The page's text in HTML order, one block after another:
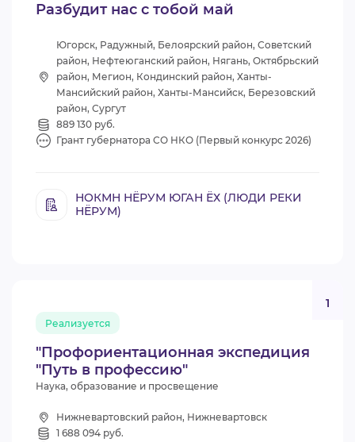
Разбудит нас с тобой май
Югорск, Радужный, Белоярский район, Советский
район, Нефтеюганский район, Нягань, Октябрьский
район, Мегион, Кондинский район, Ханты-
Мансийский район, Ханты-Мансийск, Березовский
район, Сургут
889 130 руб.
Грант губернатора СО НКО (Первый конкурс 2026)
НОКМН НЁРУМ ЮГАН ЁХ (ЛЮДИ РЕКИ
НЁРУМ)
"Профориентационная экспедиция
"Путь в профессию"
Реализуется
1
Наука, образование и просвещение
Нижневартовский район, Нижневартовск
1 688 094 руб.